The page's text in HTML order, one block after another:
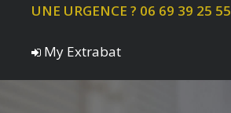
UNE URGENCE ? 06 69 39 25 55
My Extrabat